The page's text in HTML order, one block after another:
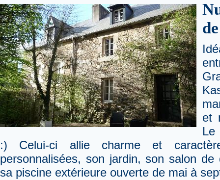
et
Le
:) Celui-ci allie charme et
personnalisées, son jardin, son salon
sa piscine extérieure ouverte de mai à